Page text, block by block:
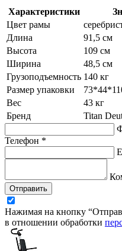
Характеристики
Цвет рамы
Длина
91,5 см
Высота
109 см
Ширина
48,5 см
Грузоподъемность 140 кг
Размер упаковки
Вес
43 кг
Бренд
Titan
Телефон *
Отправить
Нажимая на кнопку
в отношении обработки